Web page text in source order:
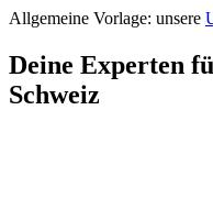
Kostenlos und
Angebot für den Umzug in
Direkttransport, ein fester
versteckte Kosten. Von
Umzug in die Schweiz